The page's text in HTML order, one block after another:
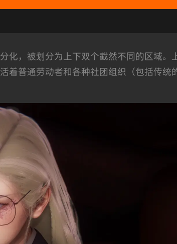
化，被划分为上下双个截然不同的区域。
普通劳动者和各种社团组织（包括传统